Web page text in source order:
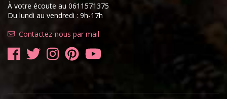
À votre écoute au 0611571375
Du lundi au vendredi : 9h-17h
Contactez-nous par mail